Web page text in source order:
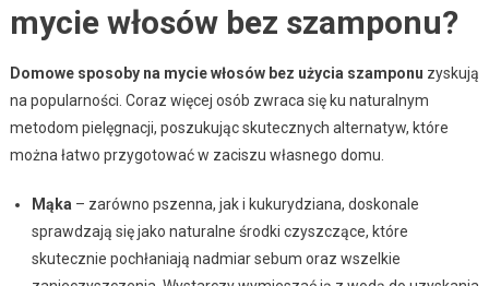
mycie włosów bez szamponu?
Domowe sposoby na mycie włosów bez użycia szamponu zyskują
na popularności. Coraz więcej osób zwraca się ku naturalnym
metodom pielęgnacji, poszukując skutecznych alternatyw, które
można łatwo przygotować w zaciszu własnego domu.
Mąka – zarówno pszenna, jak i kukurydziana, doskonale
sprawdzają się jako naturalne środki czyszczące, które
skutecznie pochłaniają nadmiar sebum oraz wszelkie